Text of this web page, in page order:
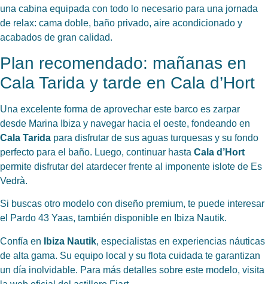
una cabina equipada con todo lo necesario para una jornada
de relax: cama doble, baño privado, aire acondicionado y
acabados de gran calidad.
Plan recomendado: mañanas en
Cala Tarida y tarde en Cala d’Hort
Una excelente forma de aprovechar este barco es zarpar
desde Marina Ibiza y navegar hacia el oeste, fondeando en
Cala Tarida para disfrutar de sus aguas turquesas y su fondo
perfecto para el baño. Luego, continuar hasta Cala d’Hort
permite disfrutar del atardecer frente al imponente islote de Es
Vedrà.
Si buscas otro modelo con diseño premium, te puede interesar
el Pardo 43 Yaas, también disponible en Ibiza Nautik.
Confía en Ibiza Nautik, especialistas en experiencias náuticas
de alta gama. Su equipo local y su flota cuidada te garantizan
un día inolvidable. Para más detalles sobre este modelo, visita